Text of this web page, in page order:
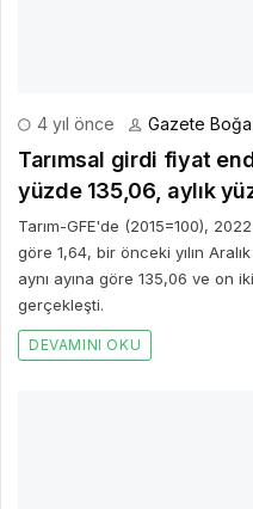
4 yıl önce Gazete
Tarımsal girdi fiyat
yüzde 135,06, aylık
Tarım-GFE'de (2015=100),
göre 1,64, bir önceki yılın
aynı ayına göre 135,06 ve on
gerçekleşti.
DEVAMINI OKU